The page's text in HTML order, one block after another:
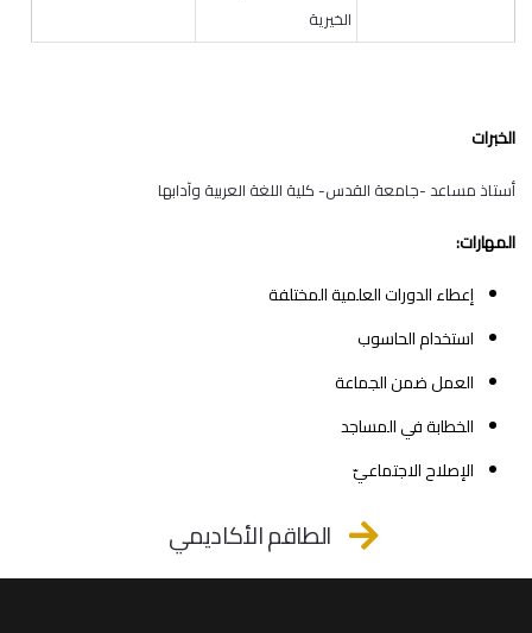
الخيرية
الخبرات
أستاذ مساعد -جامعة القدس- كلية اللغة العربية وآدابها
المهارات:
إعطاء الدورات العلمية المختلفة
استخدام الحاسوب
العمل ضمن الجماعة
الخطابة في المساجد
الإصلاح الاجتماعيّ
الطاقم الأكاديمي